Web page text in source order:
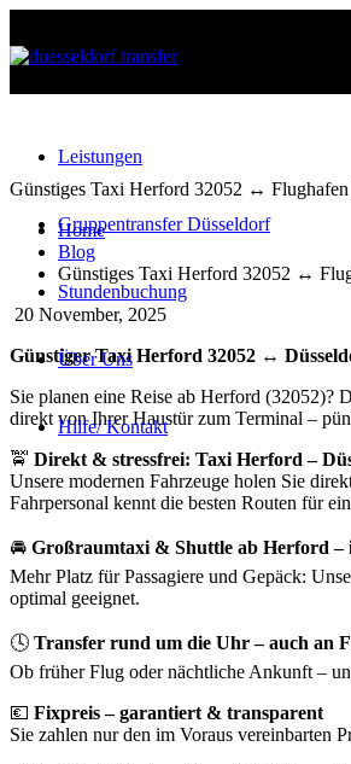
Leistungen
Gruppentransfer Düsseldorf
Stundenbuchung
Über Uns
Hilfe/ Kontakt
info@duesseldorftransfer.com
+4916091448575
Günstiges Taxi Herford 32052 ↔
Home
Blog
Günstiges Taxi Herford 32052 ↔
20 November, 2025
Günstiger Taxi Herford 32052 ↔
Sie planen eine Reise ab Herford (32052)?
direkt von Ihrer Haustür zum Terminal –
🚖 Direkt & stressfrei: Taxi Herford –
Unsere modernen Fahrzeuge holen Sie
Fahrpersonal kennt die besten Routen für
🚘 Großraumtaxi & Shuttle ab Herford
Mehr Platz für Passagiere und Gepäck:
optimal geeignet.
🕓 Transfer rund um die Uhr – auch an
Ob früher Flug oder nächtliche Ankunft –
💶 Fixpreis – garantiert & transparent
Sie zahlen nur den im Voraus vereinbarten